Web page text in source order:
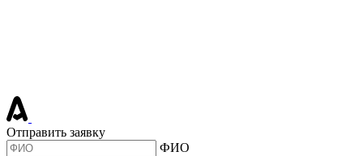
Отправить заявку
ФИО